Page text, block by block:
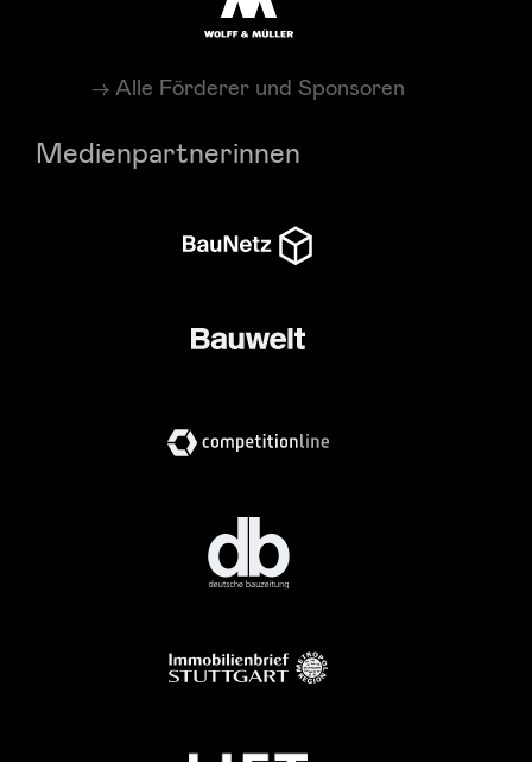
Alle Förderer und Sponsoren
Medienpartnerinnen